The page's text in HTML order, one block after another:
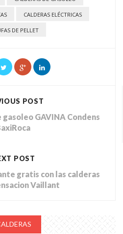
CALDERAS ELÉCTRICAS
DE PELLET
POST
GAVINA Condens
POST
gratis con las calderas
Vaillant